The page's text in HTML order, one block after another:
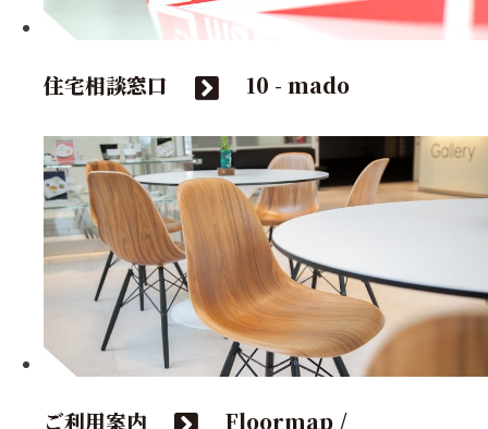
住宅相談窓口 10 - mado
ご利用案内
Floormap /